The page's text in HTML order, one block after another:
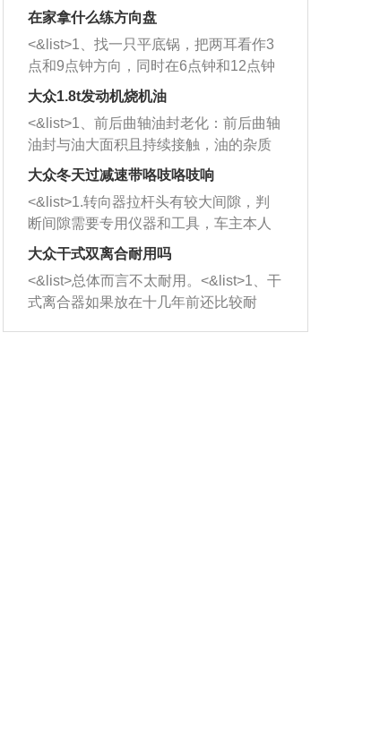
者是细棍，直接将杂物给取出来，如果
堵塞情况比较严重，也可以采取应急措
施。 <&list>2、直接利用木棍将所有的
杂物推到排气管里面的位置处，然后将
三元催化器拆解开，就可以将堵塞的东
西取出来。但如果是因为积碳过多引起
的堵塞，就需要将三元催化器泡在草酸
洗剂对堵塞的情况得到解决，将清洗剂
放在燃油箱中，与燃油混合后，车辆启
动时，就可以和汽油一起进入到燃烧
室，最后形成废气排出，就可以让三元
催化器得到清洗，排气管堵塞的情况就
能够得到解决。
在家拿什么练方向盘
<&list>1、找一只平底锅，把两耳看作3
点和9点钟方向，同时在6点钟和12点钟
方向做一个标记。 <&list>2、双手握住
一圈半的练习，往右同样也要打相同的
圈数。 <&list>3、最后强调要反复练
习，这样就可以形成肌肉记忆，在真实
驾驶车辆时，不需要记忆也能打好方
向。
大众1.8t发动机烧机油
<&list>1、前后曲轴油封老化：前后曲轴
油封与油大面积且持续接触，油的杂质
和发动机内持续温度变化使其密封效果
逐渐减弱，导致渗油或漏油。<&list>2、
活塞间隙过大：积碳会使活塞环与缸体
的间隙扩大，导致机油流入燃烧室中，
造成烧机油。<&list>3、机油粘度。使用
机油粘度过小的话，同样会有烧机油现
象，机油粘度过小具有很好的流动性，
大众冬天过减速带咯吱咯吱响
<&list>1.转向器拉杆头有较大间隙，判
断间隙需要专用仪器和工具，车主本人
无法制作，需要将车辆送到修理厂或4s
店；<&list>2.车辆半轴套管防尘罩破
裂，破裂后会出现漏油现象，使半轴磨
损严重，磨损的半轴容易损坏，产生异
响；<&list>3.稳定器的转向胶套和球头
大众干式双离合耐用吗
<&list>总体而言不太耐用。<&list>1、干
式离合器如果放在十几年前还比较耐